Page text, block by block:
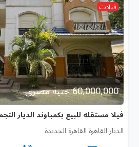
فيلات
60,000,000 جنية مصرى
فيلا مستقله للبيع بكمباوند الديار
الديار القاهرة القاهرة الجديدة